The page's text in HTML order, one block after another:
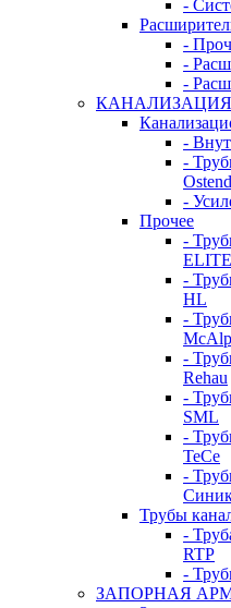
-
-
-
-
КАНАЛИЗАЦИЯ
-
-
-
Прочее
-
ELITE
-
HL
-
-
Rehau
-
SML
-
TeCe
-
Трубы
-
RTP
-
ЗАПОРНАЯ